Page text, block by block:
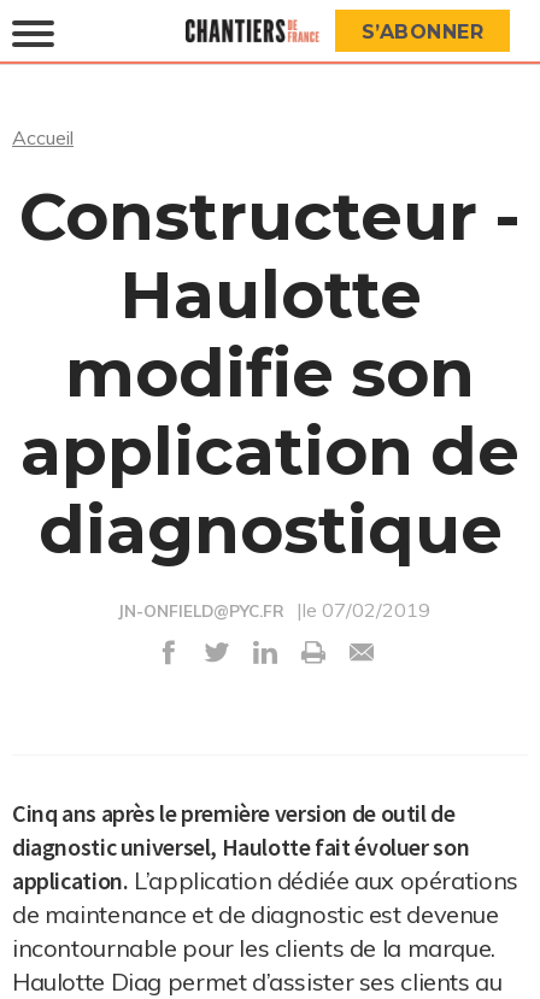
S’ABONNER
Accueil
Constructeur -
Haulotte
modifie son
application de
diagnostique
JN-ONFIELD@PYC.FR |le 07/02/2019
Cinq ans après le première version de outil de
diagnostic universel, Haulotte fait évoluer son
application. L’application dédiée aux opérations
de maintenance et de diagnostic est devenue
incontournable pour les clients de la marque.
Haulotte Diag permet d’assister ses clients au